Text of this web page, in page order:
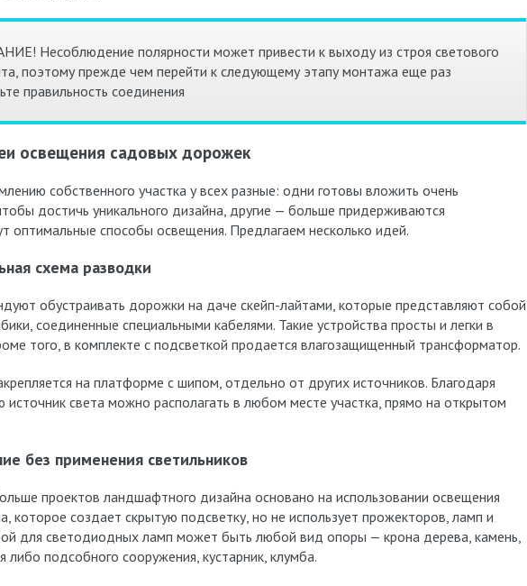
Несоблюдение полярности может привести к выходу из строя светового
поэтому прежде чем перейти к следующему этапу монтажа еще раз
правильность соединения
освещения садовых дорожек
собственного участка у всех разные: одни готовы вложить очень
достичь уникального дизайна, другие — больше придерживаются
оптимальные способы освещения. Предлагаем несколько идей.
схема разводки
обустраивать дорожки на даче скейп-лайтами, которые представляют собой
соединенные специальными кабелями. Такие устройства просты и легки в
того, в комплекте с подсветкой продается влагозащищенный трансформатор.
на платформе с шипом, отдельно от других источников. Благодаря
света можно располагать в любом месте участка, прямо на открытом
без применения светильников
проектов ландшафтного дизайна основано на использовании освещения
которое создает скрытую подсветку, но не использует прожекторов, ламп и
для светодиодных ламп может быть любой вид опоры — крона дерева, камень,
либо подсобного сооружения, кустарник, клумба.